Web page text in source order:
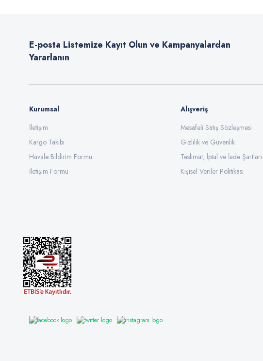
Ürün fiyatı diğer sitelerden daha pahalı.
Bu ürüne benzer farklı alternatifler olmalı.
E-posta Listemize Kayıt Olun ve Kampanyalardan
Yararlanın
Kurumsal
İletişim
Kargo Takibi
Havale Bildirim Formu
İletişim Formu
Alışveriş
Mesafeli Satış Sözleşmesi
Gizlilik ve Güvenlik
Teslimat, İptal ve İade Şartları
Kişisel Veriler Politikası